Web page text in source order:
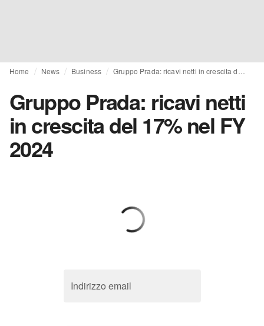
Home News Business
Gruppo Prada: ricavi netti
in crescita del 17% nel FY
2024
Indirizzo email